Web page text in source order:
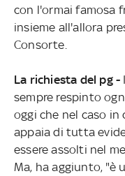
con l'ormai famosa
insieme all'allora
Consorte.
La richiesta del pg -
sempre respinto
oggi che nel caso in
appaia di tutta
essere assolti nel
Ma, ha aggiunto, "è